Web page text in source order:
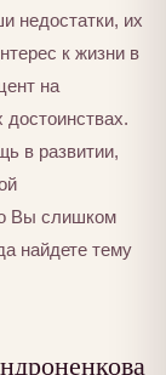
недостатки, их
к жизни в
на
достоинствах.
в развитии,
Вы слишком
найдете тему